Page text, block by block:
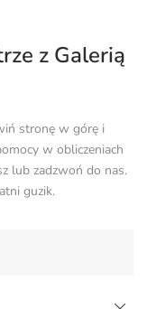
z Galerią
stronę w górę i
w obliczeniach
lub zadzwoń do nas.
guzik.